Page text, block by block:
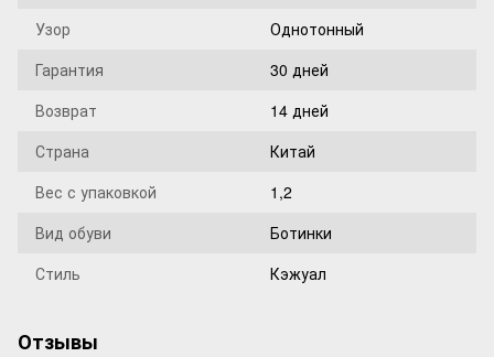
Узор
Однотонный
Гарантия
30 дней
Возврат
14 дней
Страна
Китай
Вес с упаковкой
1,2
Вид обуви
Ботинки
Стиль
Кэжуал
Отзывы